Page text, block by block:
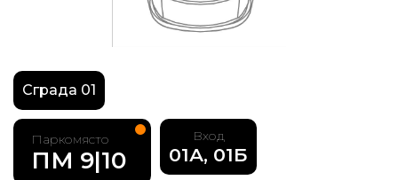
Сграда 01
Паркомясто
ПМ 9|10
Вход
01А, 01Б